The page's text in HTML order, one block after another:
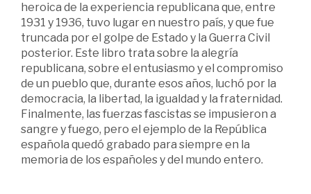
heroica de la experiencia republicana que, entre
1931 y 1936, tuvo lugar en nuestro país, y que fue
truncada por el golpe de Estado y la Guerra Civil
posterior. Este libro trata sobre la alegría
republicana, sobre el entusiasmo y el compromiso
de un pueblo que, durante esos años, luchó por la
democracia, la libertad, la igualdad y la fraternidad.
Finalmente, las fuerzas fascistas se impusieron a
sangre y fuego, pero el ejemplo de la República
española quedó grabado para siempre en la
memoria de los españoles y del mundo entero.